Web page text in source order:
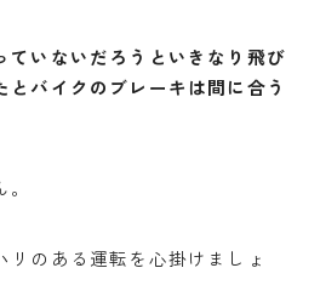
ていないだろうといきなり飛び
バイクのブレーキは間に合う
のある運転を心掛けましょ